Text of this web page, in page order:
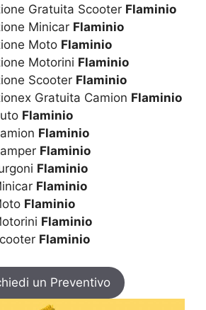
Gratuita Scooter Flaminio
Minicar Flaminio
Moto Flaminio
Motorini Flaminio
Scooter Flaminio
Gratuita Camion Flaminio
Flaminio
Flaminio
Flaminio
Flaminio
Flaminio
Flaminio
Flaminio
Flaminio
un Preventivo